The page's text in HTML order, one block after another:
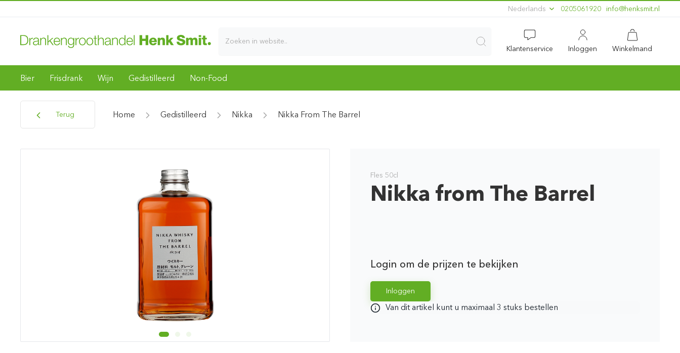
Nederlands 0205061920 ln.timskneh@ofni
Klantenservice Inloggen Winkelmand
Bier Frisdrank Wijn Gedistilleerd Non-Food
Terug Home Gedistilleerd Nikka Nikka From The Barrel
Fles 50cl
Nikka from The Barrel
Login om de prijzen te bekijken
Inloggen
Van dit artikel kunt u maximaal 3 stuks bestellen